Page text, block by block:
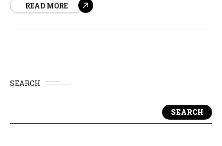
mejora la eficiencia energética y la precisión en la
READ MORE
SEARCH
SEARCH